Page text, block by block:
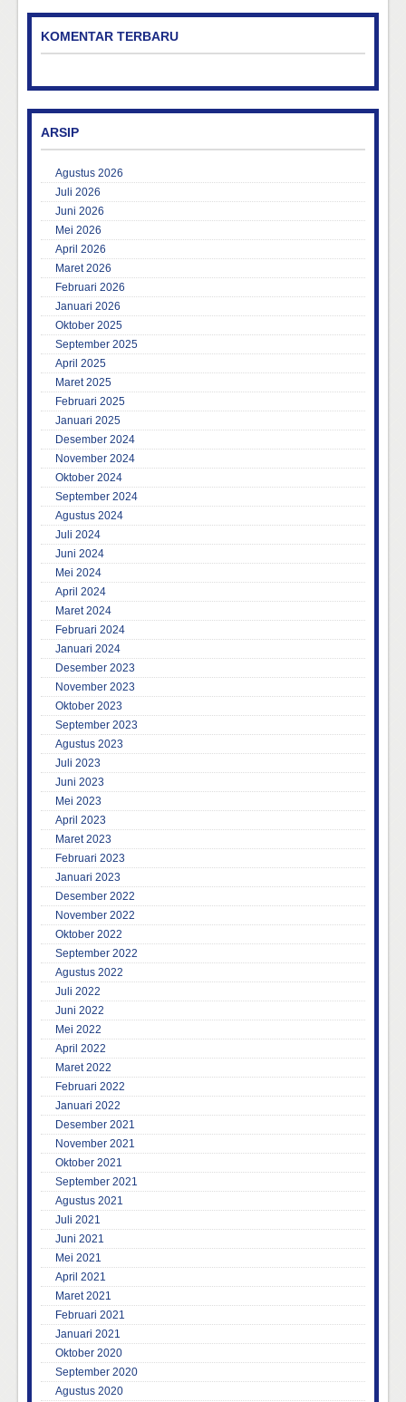
KOMENTAR TERBARU
ARSIP
Agustus 2026
Juli 2026
Juni 2026
Mei 2026
April 2026
Maret 2026
Februari 2026
Januari 2026
Oktober 2025
September 2025
April 2025
Maret 2025
Februari 2025
Januari 2025
Desember 2024
November 2024
Oktober 2024
September 2024
Agustus 2024
Juli 2024
Juni 2024
Mei 2024
April 2024
Maret 2024
Februari 2024
Januari 2024
Desember 2023
November 2023
Oktober 2023
September 2023
Agustus 2023
Juli 2023
Juni 2023
Mei 2023
April 2023
Maret 2023
Februari 2023
Januari 2023
Desember 2022
November 2022
Oktober 2022
September 2022
Agustus 2022
Juli 2022
Juni 2022
Mei 2022
April 2022
Maret 2022
Februari 2022
Januari 2022
Desember 2021
November 2021
Oktober 2021
September 2021
Agustus 2021
Juli 2021
Juni 2021
Mei 2021
April 2021
Maret 2021
Februari 2021
Januari 2021
Oktober 2020
September 2020
Agustus 2020